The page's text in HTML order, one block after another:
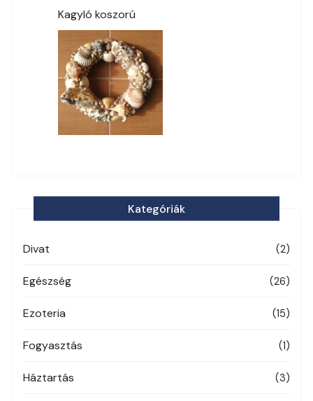
Kagyló koszorú
Kategóriák
Divat (2)
Egészség (26)
Ezoteria (15)
Fogyasztás (1)
Háztartás (3)